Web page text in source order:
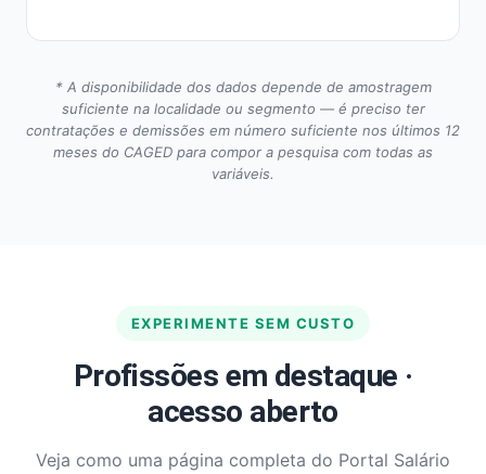
* A disponibilidade dos dados depende de amostragem
suficiente na localidade ou segmento — é preciso ter
contratações e demissões em número suficiente nos últimos 12
meses do CAGED para compor a pesquisa com todas as
variáveis.
EXPERIMENTE SEM CUSTO
Profissões em destaque ·
acesso aberto
Veja como uma página completa do Portal Salário